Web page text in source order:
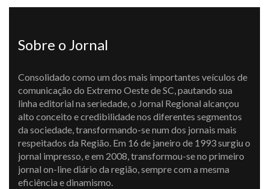
Sobre o Jornal
Consolidado como um dos mais importantes veículos de
comunicação do Extremo Oeste de SC, pautando sua
linha editorial na seriedade, o Jornal Regional alcançou
alto conceito e credibilidade nos diferentes segmentos
da sociedade, transformando-se num dos jornais mais
respeitados da Região. Em 16 de janeiro de 1993 surgiu o
jornal impresso, e em 2008, transformou-se no primeiro
jornal on-line diário da região, sempre com a mesma
eficiência e dinamismo.